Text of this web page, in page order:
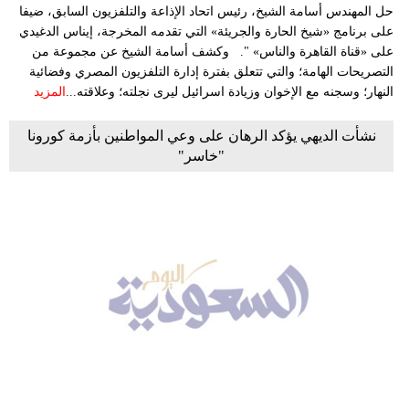
حل المهندس أسامة الشيخ، رئيس اتحاد الإذاعة والتلفزيون السابق، ضيفا
على برنامج «شيخ الحارة والجريئة» التي تقدمه المخرجة، إيناس الدغيدي
على «قناة القاهرة والناس» ". وكشف أسامة الشيخ عن مجموعة من
التصريحات الهامة؛ والتي تتعلق بفترة إدارة التلفزيون المصري وفضائية
النهار؛ وسجنه مع الإخوان وزيادة اسرائيل ليرى نجلته؛ وعلاقته... المزيد
نشأت الديهي يؤكد الرهان على وعي المواطنين بأزمة كورونا
"خاسر"